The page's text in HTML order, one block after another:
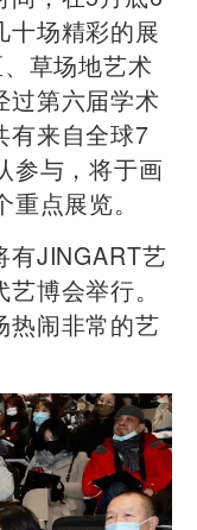
十场精彩的展
草场地艺术
过第六届学术
有来自全球7
参与，将于画
点展览。
有JINGART艺
博会举行。
热闹非常的艺